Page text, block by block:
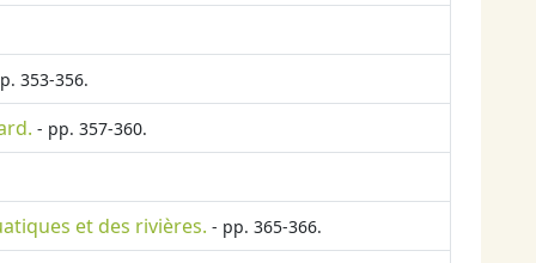
353-356.
- pp. 357-360.
et des rivières. - pp. 365-366.